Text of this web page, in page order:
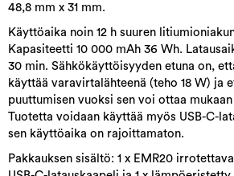
48,8 mm x 31 mm.
Käyttöaika noin 12 h suuren
Kapasiteetti 10 000 mAh 36 Wh.
30 min. Sähkökäyttöisyyden etuna on,
käyttää varavirtalähteenä (teho 18 W) ja
puuttumisen vuoksi sen voi ottaa
Tuotetta voidaan käyttää myös USB-C-
sen käyttöaika on rajoittamaton.
Pakkauksen sisältö: 1 x EMR20